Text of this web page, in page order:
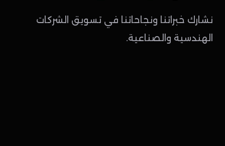
نشارك خبراتنا ونجاحاتنا في تسويق الشركات
الهندسية والصناعية.